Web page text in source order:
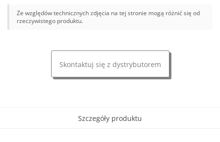
Ze względów technicznych zdjęcia na tej stronie mogą różnić się od
rzeczywistego produktu.
Skontaktuj się z dystrybutorem
Szczegóły produktu